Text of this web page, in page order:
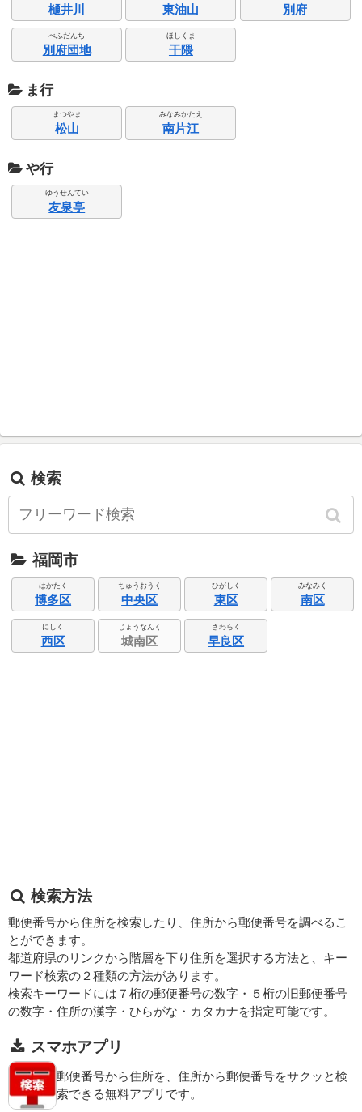
樋井川 東油山 別府
べふだんち
別府団地
ほしくま
干隈
ま行
まつやま
松山
みなみかたえ
南片江
や行
ゆうせんてい
友泉亭
検索
福岡市
はかたく
博多区
ちゅうおうく
中央区
ひがしく
東区
みなみく
南区
にしく
西区
じょうなんく
城南区
さわらく
早良区
検索方法
郵便番号から住所を検索したり、住所から郵便番号を調べるこ
とができます。
都道府県のリンクから階層を下り住所を選択する方法と、キー
ワード検索の２種類の方法があります。
検索キーワードには７桁の郵便番号の数字・５桁の旧郵便番号
の数字・住所の漢字・ひらがな・カタカナを指定可能です。
スマホアプリ
郵便番号から住所を、住所から郵便番号をサクッと検
索できる無料アプリです。